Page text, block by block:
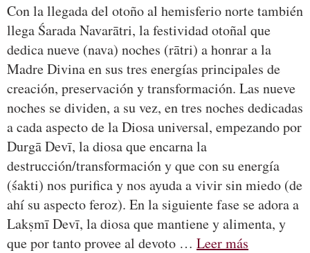
Con la llegada del otoño al hemisferio norte también
llega Śarada Navarātri, la festividad otoñal que
dedica nueve (nava) noches (rātri) a honrar a la
Madre Divina en sus tres energías principales de
creación, preservación y transformación. Las nueve
noches se dividen, a su vez, en tres noches dedicadas
a cada aspecto de la Diosa universal, empezando por
Durgā Devī, la diosa que encarna la
destrucción/transformación y que con su energía
(śakti) nos purifica y nos ayuda a vivir sin miedo (de
ahí su aspecto feroz). En la siguiente fase se adora a
Lakṣmī Devī, la diosa que mantiene y alimenta, y
que por tanto provee al devoto … Leer más